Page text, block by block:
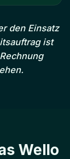
den Einsatz
ist
Wello